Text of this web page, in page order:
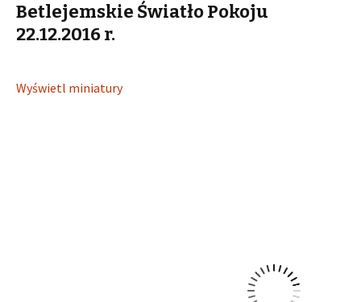
Betlejemskie Światło Pokoju
22.12.2016 r.
Wyświetl miniatury